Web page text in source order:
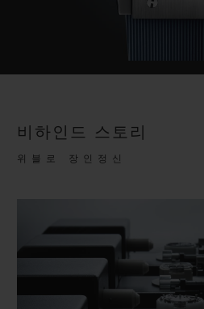
비하인드 스토리
위블로 장인정신